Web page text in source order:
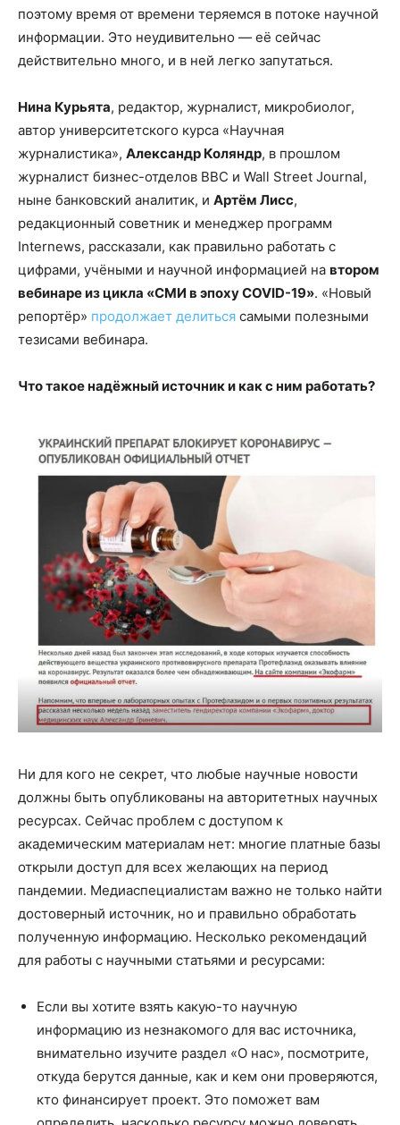
поэтому время от времени теряемся в потоке научной
информации. Это неудивительно — её сейчас
действительно много, и в ней легко запутаться.
Нина Курьята, редактор, журналист, микробиолог,
автор университетского курса «Научная
журналистика», Александр Коляндр, в прошлом
журналист бизнес-отделов BBC и Wall Street Journal,
ныне банковский аналитик, и Артём Лисс,
редакционный советник и менеджер программ
Internews, рассказали, как правильно работать с
цифрами, учёными и научной информацией на втором
вебинаре из цикла «СМИ в эпоху COVID-19». «Новый
репортёр» продолжает делиться самыми полезными
тезисами вебинара.
Что такое надёжный источник и как с ним работать?
Ни для кого не секрет, что любые научные новости
должны быть опубликованы на авторитетных научных
ресурсах. Сейчас проблем с доступом к
академическим материалам нет: многие платные базы
открыли доступ для всех желающих на период
пандемии. Медиаспециалистам важно не только найти
достоверный источник, но и правильно обработать
полученную информацию. Несколько рекомендаций
для работы с научными статьями и ресурсами:
Если вы хотите взять какую-то научную
информацию из незнакомого для вас источника,
внимательно изучите раздел «О нас», посмотрите,
откуда берутся данные, как и кем они проверяются,
кто финансирует проект. Это поможет вам